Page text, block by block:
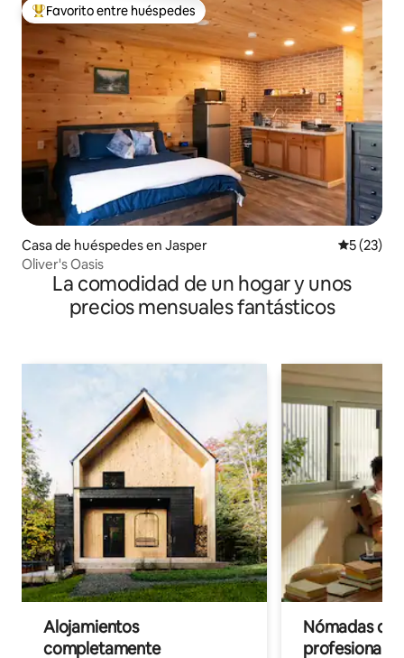
Favorito entre huéspedes preferido
Favorito entre huéspedes
Casa de huéspedes en Jasper
5 (23)
Oliver's Oasis
La comodidad de un hogar y unos
precios mensuales fantásticos
Alojamientos
completamente
Nómadas